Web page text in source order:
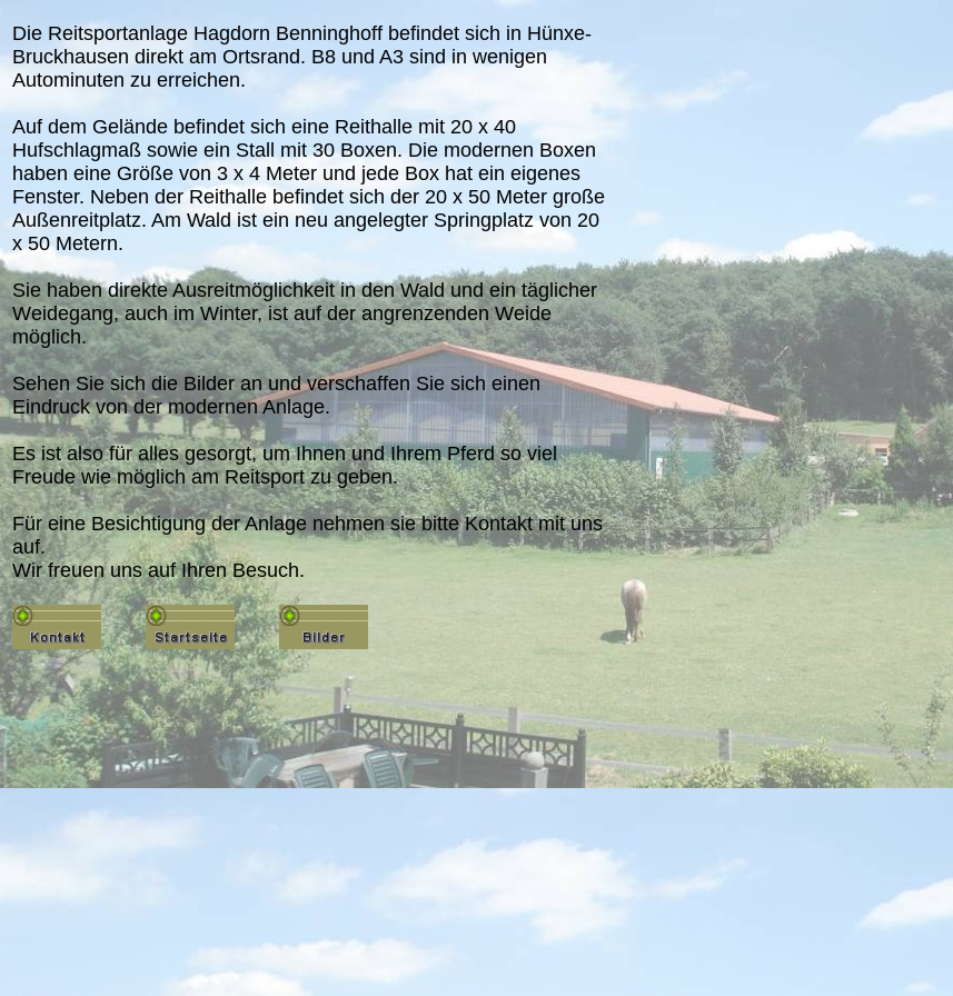
Die Reitsportanlage Hagdorn Benninghoff befindet sich in Hünxe-
Bruckhausen direkt am Ortsrand. B8 und A3 sind in wenigen
Autominuten zu erreichen.
Auf dem Gelände befindet sich eine Reithalle mit 20 x 40
Hufschlagmaß sowie ein Stall mit 30 Boxen. Die modernen Boxen
haben eine Größe von 3 x 4 Meter und jede Box hat ein eigenes
Fenster. Neben der Reithalle befindet sich der 20 x 50 Meter große
Außenreitplatz. Am Wald ist ein neu angelegter Springplatz von 20
x 50 Metern.
Sie haben direkte Ausreitmöglichkeit in den Wald und ein täglicher
Weidegang, auch im Winter, ist auf der angrenzenden Weide
möglich.
Sehen Sie sich die Bilder an und verschaffen Sie sich einen
Eindruck von der modernen Anlage.
Es ist also für alles gesorgt, um Ihnen und Ihrem Pferd so viel
Freude wie möglich am Reitsport zu geben.
Für eine Besichtigung der Anlage nehmen sie bitte Kontakt mit uns
auf.
Wir freuen uns auf Ihren Besuch.